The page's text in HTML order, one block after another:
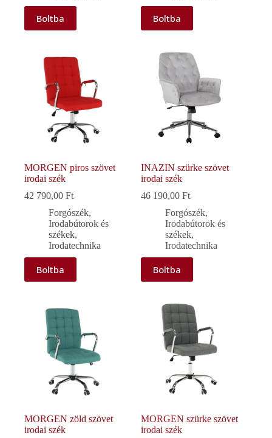
Boltba Boltba
MORGEN piros szövet
irodai szék
42 790,00 Ft
Forgószék,
Irodabútorok és
székek,
Irodatechnika
Boltba
INAZIN szürke szövet
irodai szék
46 190,00Ft
Forgószék,
Irodabútorok és
székek,
Irodatechnika
Boltba
MORGEN zöld szövet
irodai szék
MORGEN szürke szövet
irodai szék